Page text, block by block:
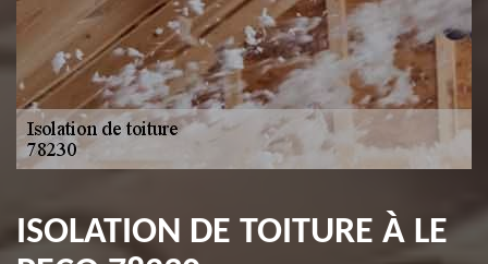
ISOLATION DE TOITURE À LE